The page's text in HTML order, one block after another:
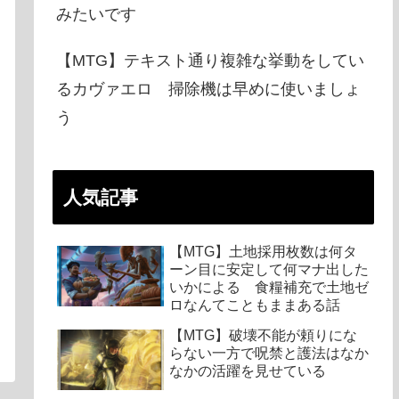
みたいです
【MTG】テキスト通り複雑な挙動をしてい
るカヴァエロ 掃除機は早めに使いましょ
う
人気記事
【MTG】土地採用枚数は何タ
ーン目に安定して何マナ出した
いかによる 食糧補充で土地ゼ
ロなんてこともままある話
【MTG】破壊不能が頼りにな
らない一方で呪禁と護法はなか
なかの活躍を見せている